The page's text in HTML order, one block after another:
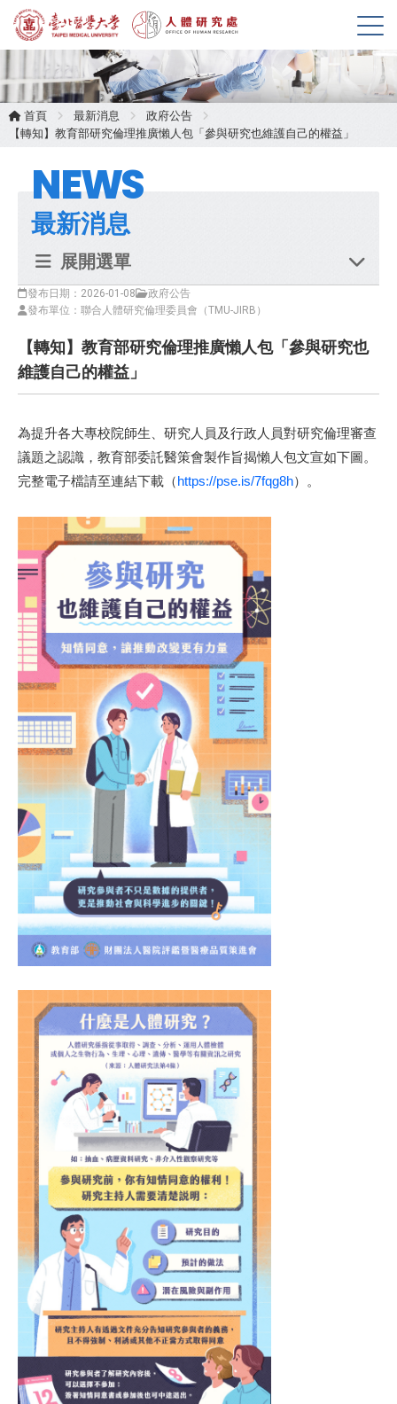
展
開
單
首頁 最新消息
政府公告
【轉知】教育部研究倫理推廣懶人包「參與研究也維護自己的權益」
NEWS
最新消息
展開選單
發布日期：2026-01-08
政府公告
發布單位：聯合人體研究倫理委員會（TMU-JIRB）
【轉知】教育部研究倫理推廣懶人包「參與研究也
維護自己的權益」
為提升各大專校院師生、研究人員及行政人員對研究倫理審查
議題之認識，教育部委託醫策會製作旨揭懶人包文宣如下圖。
完整電子檔請至連結下載（https://pse.is/7fqg8h）。